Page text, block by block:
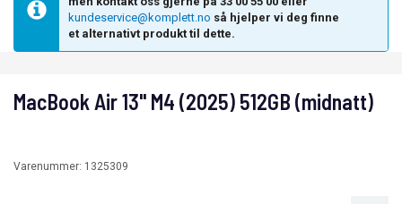
kundeservice@komplett.no så hjelper vi deg finne
et alternativt produkt til dette.
MacBook Air 13" M4 (2025) 512GB (midnatt)
Varenummer: 1325309